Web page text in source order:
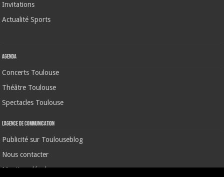
Invitations
Actualité Sports
Agenda
Concerts Toulouse
Théâtre Toulouse
Spectacles Toulouse
L’agence de communication
Publicité sur Toulouseblog
Nous contacter
Mentions légales